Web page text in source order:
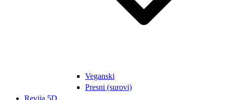
Veganski
Presni (surovi)